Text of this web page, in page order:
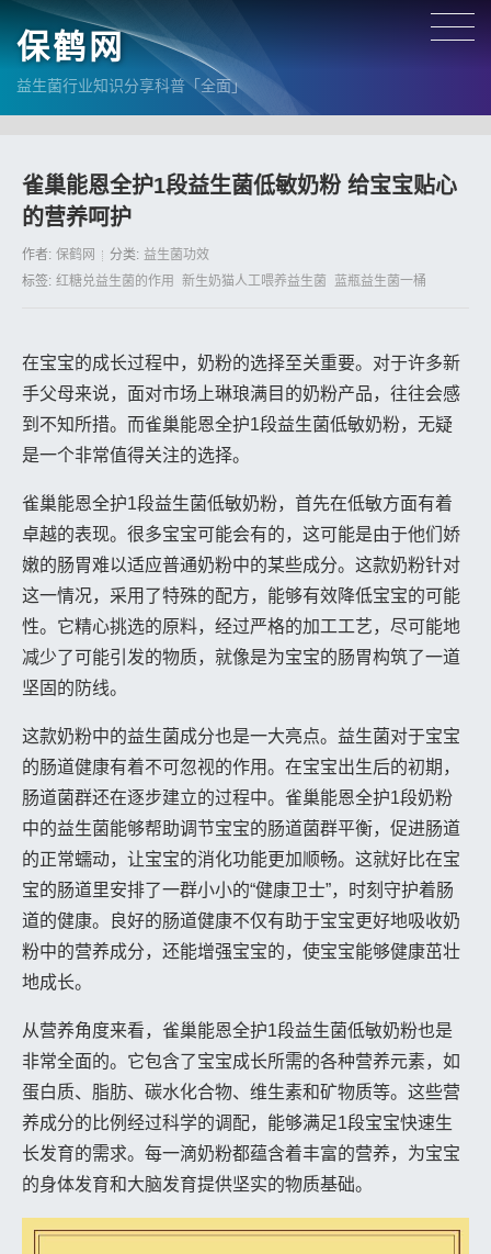
保鹤网
益生菌行业知识分享科普「全面」
雀巢能恩全护1段益生菌低敏奶粉 给宝宝贴心
的营养呵护
作者: 保鹤网 分类: 益生菌功效
标签: 红糖兑益生菌的作用 新生奶猫人工喂养益生菌 蓝瓶益生菌一桶
在宝宝的成长过程中，奶粉的选择至关重要。对于许多新
手父母来说，面对市场上琳琅满目的奶粉产品，往往会感
到不知所措。而雀巢能恩全护1段益生菌低敏奶粉，无疑
是一个非常值得关注的选择。
雀巢能恩全护1段益生菌低敏奶粉，首先在低敏方面有着
卓越的表现。很多宝宝可能会有的，这可能是由于他们娇
嫩的肠胃难以适应普通奶粉中的某些成分。这款奶粉针对
这一情况，采用了特殊的配方，能够有效降低宝宝的可能
性。它精心挑选的原料，经过严格的加工工艺，尽可能地
减少了可能引发的物质，就像是为宝宝的肠胃构筑了一道
坚固的防线。
这款奶粉中的益生菌成分也是一大亮点。益生菌对于宝宝
的肠道健康有着不可忽视的作用。在宝宝出生后的初期，
肠道菌群还在逐步建立的过程中。雀巢能恩全护1段奶粉
中的益生菌能够帮助调节宝宝的肠道菌群平衡，促进肠道
的正常蠕动，让宝宝的消化功能更加顺畅。这就好比在宝
宝的肠道里安排了一群小小的“健康卫士”，时刻守护着肠
道的健康。良好的肠道健康不仅有助于宝宝更好地吸收奶
粉中的营养成分，还能增强宝宝的，使宝宝能够健康茁壮
地成长。
从营养角度来看，雀巢能恩全护1段益生菌低敏奶粉也是
非常全面的。它包含了宝宝成长所需的各种营养元素，如
蛋白质、脂肪、碳水化合物、维生素和矿物质等。这些营
养成分的比例经过科学的调配，能够满足1段宝宝快速生
长发育的需求。每一滴奶粉都蕴含着丰富的营养，为宝宝
的身体发育和大脑发育提供坚实的物质基础。